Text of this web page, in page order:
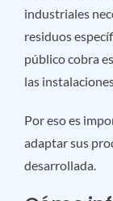
industriales
residuos
público cobra
las
Por eso es
adaptar sus
desarrollada.